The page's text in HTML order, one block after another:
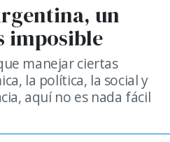
un
imposible
manejar ciertas
la política, la social y
aquí no es nada fácil